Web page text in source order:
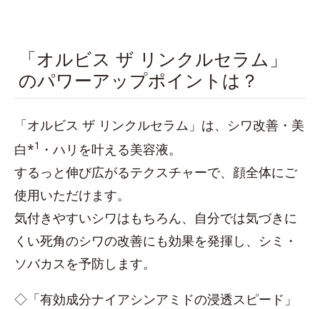
「オルビス ザ リンクルセラム」
のパワーアップポイントは？
「オルビス ザ リンクルセラム」は、シワ改善・美
白*1 ・ハリを叶える美容液。
するっと伸び広がるテクスチャーで、顔全体にご
使用いただけます。
気付きやすいシワはもちろん、自分では気づきに
くい死角のシワの改善にも効果を発揮し、シミ・
ソバカスを予防します。
◇「有効成分ナイアシンアミドの浸透スピード」